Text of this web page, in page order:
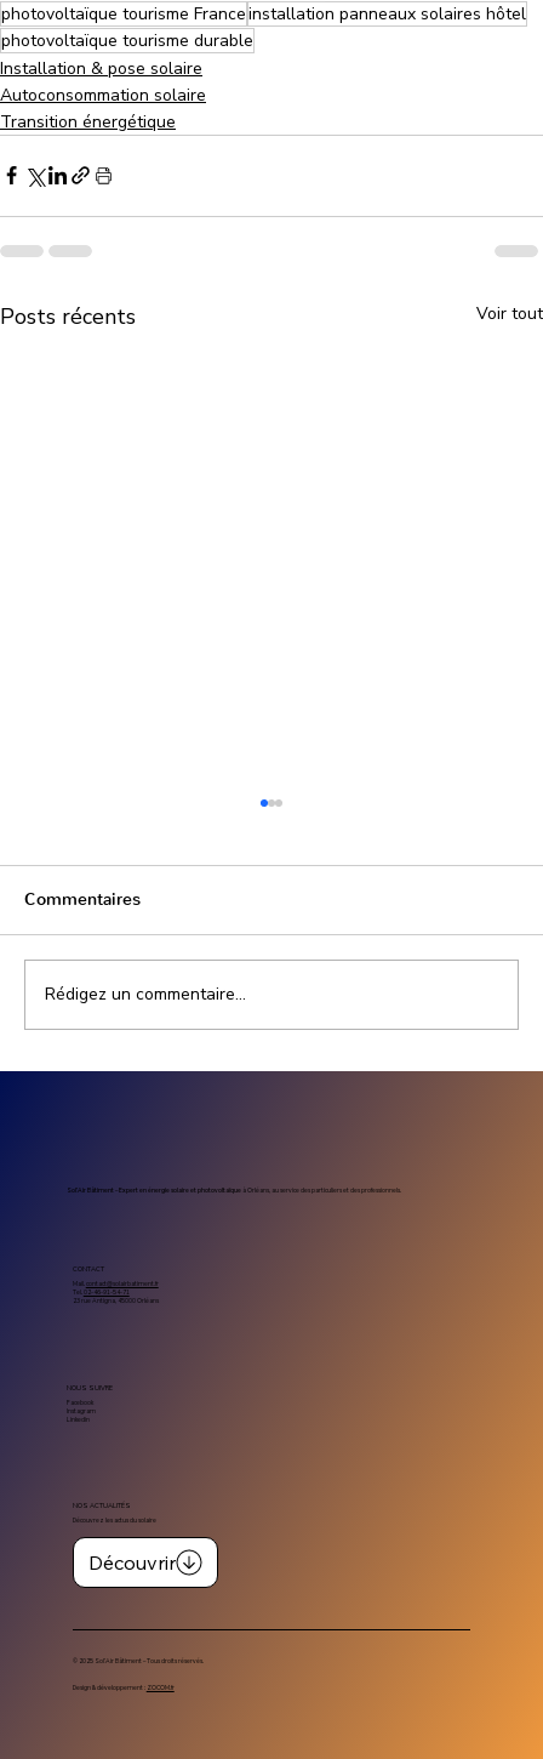
photovoltaïque tourisme Franceinstallation panneaux solaires hôtel
photovoltaïque tourisme durable
Installation & pose solaire
Autoconsommation solaire
Transition énergétique
Posts récents Voir tout
Commentaires
Rédigez un commentaire...
Sol’Air Bâtiment – Expert en énergie solaire et photovoltaïqueà Orléans, au service des particuliers et des professionnels.
CONTACT
Mail.contact@solairbatiment.fr
Tel.02-46-91-54-71
23 rue Antigna, 45000 Orléans
NOUS SUIVRE
Facebook
Instagram
Linkedin
NOS ACTUALITÉS
Découvrez les actus du solaire
Découvrir
© 2025 Sol’Air Bâtiment – Tous droits réservés.
Design & développement : ZOCOM.fr